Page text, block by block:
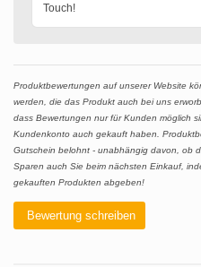
Touch!
Produktbewertungen auf unserer Website
werden, die das Produkt auch bei uns
dass Bewertungen nur für Kunden möglich
Kundenkonto auch gekauft haben.
Gutschein belohnt - unabhängig davon, ob
Sparen auch Sie beim nächsten Einkauf,
gekauften Produkten abgeben!
Bewertung schreiben